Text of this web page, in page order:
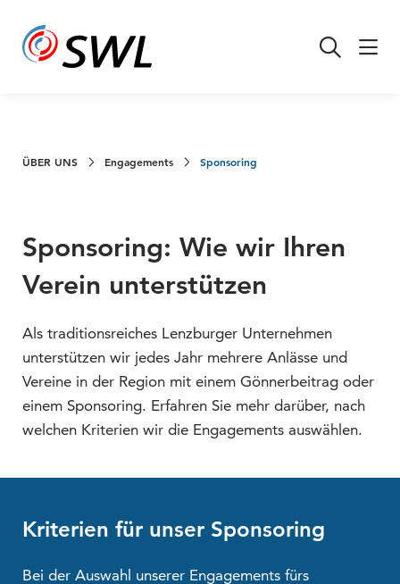
ÜBER UNS Engagements Sponsoring
Sponsoring: Wie wir Ihren
Verein unterstützen
Als traditionsreiches Lenzburger Unternehmen
unterstützen wir jedes Jahr mehrere Anlässe und
Vereine in der Region mit einem Gönnerbeitrag oder
einem Sponsoring. Erfahren Sie mehr darüber, nach
welchen Kriterien wir die Engagements auswählen.
Kriterien für unser Sponsoring
Bei der Auswahl unserer Engagements fürs